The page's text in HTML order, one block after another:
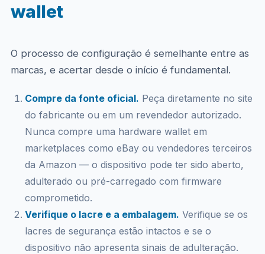
wallet
O processo de configuração é semelhante entre as
marcas, e acertar desde o início é fundamental.
Compre da fonte oficial. Peça diretamente no site
do fabricante ou em um revendedor autorizado.
Nunca compre uma hardware wallet em
marketplaces como eBay ou vendedores terceiros
da Amazon — o dispositivo pode ter sido aberto,
adulterado ou pré-carregado com firmware
comprometido.
Verifique o lacre e a embalagem. Verifique se os
lacres de segurança estão intactos e se o
dispositivo não apresenta sinais de adulteração.